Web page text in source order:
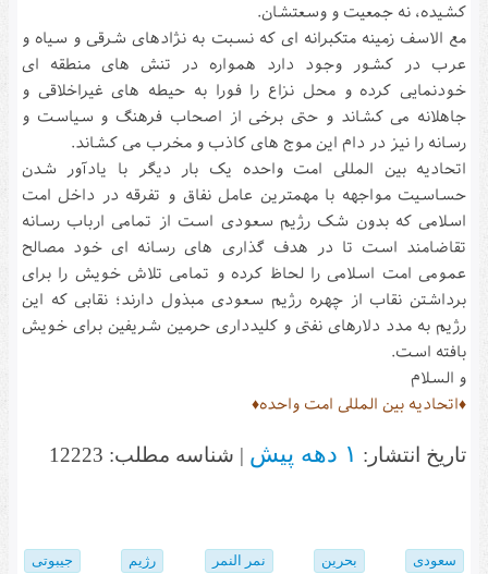
کشیده، نه جمعیت و وسعتشان.
مع الاسف زمینه متکبرانه ای که نسبت به نژادهای شرقی و سیاه و
عرب در کشور وجود دارد همواره در تنش های منطقه ای
خودنمایی کرده و محل نزاع را فورا به حیطه های غیراخلاقی و
جاهلانه می کشاند و حتی برخی از اصحاب فرهنگ و سیاست و
رسانه را نیز در دام این موج های کاذب و مخرب می کشاند.
اتحادیه بین المللی امت واحده یک بار دیگر با یادآور شدن
حساسیت مواجهه با مهمترین عامل نفاق و تفرقه در داخل امت
اسلامی که بدون شک رژیم سعودی است از تمامی ارباب رسانه
تقاضامند است تا در هدف گذاری های رسانه ای خود مصالح
عمومی امت اسلامی را لحاظ کرده و تمامی تلاش خویش را برای
برداشتن نقاب از چهره رژیم سعودی مبذول دارند؛ نقابی که این
رژیم به مدد دلارهای نفتی و کلیدداری حرمین شریفین برای خویش
بافته است.
و السلام
♦اتحادیه بین المللی امت واحده♦
تاریخ انتشار: ۱ دهه پیش | شناسه مطلب: 12223
سعودی بحرین نمر النمر رژیم
جیبوتی